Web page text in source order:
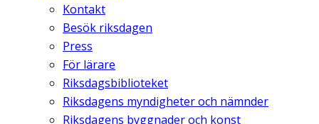
Kontakt
Besök riksdagen
Press
För lärare
Riksdagsbiblioteket
Riksdagens myndigheter och nämnder
Riksdagens byggnader och konst